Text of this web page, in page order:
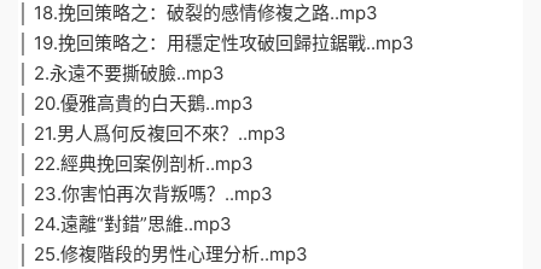
│ 18.挽回策略之：破裂的感情修複之路..mp3
│ 19.挽回策略之：用穩定性攻破回歸拉鋸戰..mp3
│ 2.永遠不要撕破臉..mp3
│ 20.優雅高貴的白天鵝..mp3
│ 21.男人爲何反複回不來？..mp3
│ 22.經典挽回案例剖析..mp3
│ 23.你害怕再次背叛嗎？..mp3
│ 24.遠離“對錯”思維..mp3
│ 25.修複階段的男性心理分析..mp3